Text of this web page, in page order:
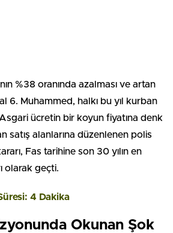
%38 oranında azalması ve artan
6. Muhammed, halkı bu yıl kurban
Asgari ücretin bir koyun fiyatına denk
satış alanlarına düzenlenen polis
Fas tarihine son 30 yılın en
olarak geçti.
4 Dakika
Okunan Şok